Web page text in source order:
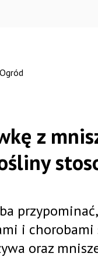
Ogród
z
i
oraz